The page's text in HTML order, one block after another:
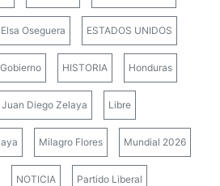
Elsa Oseguera ESTADOS UNIDOS
Gobierno HISTORIA Honduras
Juan Diego Zelaya Libre
Milagro Flores Mundial 2026
NOTICIA Partido Liberal